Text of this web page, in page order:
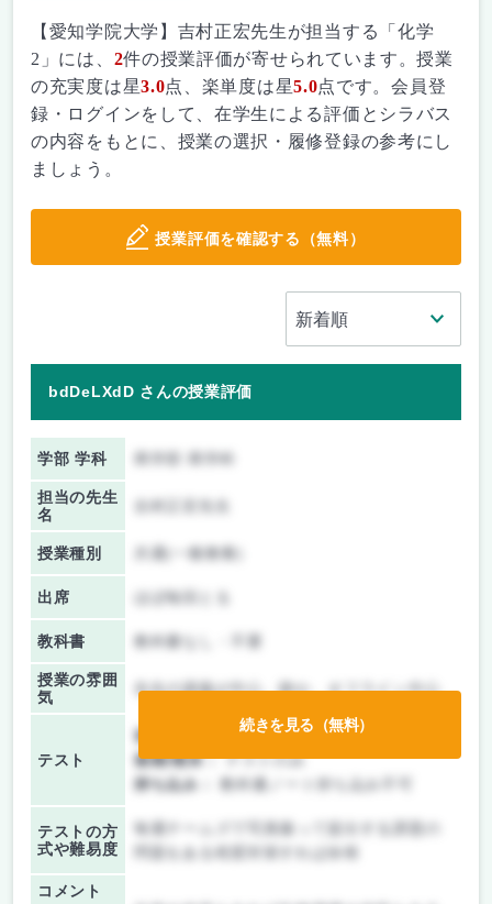
【愛知学院大学】吉村正宏先生が担当する「化学
2」には、 2件の授業評価が寄せられています。授業
の充実度は星3.0点、楽単度は星5.0点です。会員登
録・ログインをして、在学生による評価とシラバス
の内容をもとに、授業の選択・履修登録の参考にし
ましょう。
授業評価を確認する（無料）
bdDeLXdD さんの授業評価
学部 学科
担当の先生
名
授業種別 共通(一般教養)
出席 ほぼ毎回とる
教科書 教科書なし・不要
授業の雰囲
気
先生の講義が中心、静か、オフライン中心
テスト
前期/中間：
テストのみ
後期/期末：テストのみ
持ち込み：
教科書ノート持ち込み不可
テストの方
式や難易度
毎週チームズで写真撮って提出する課題の
問題をある程度対策すれば余裕
コメント
続きを見る（無料）